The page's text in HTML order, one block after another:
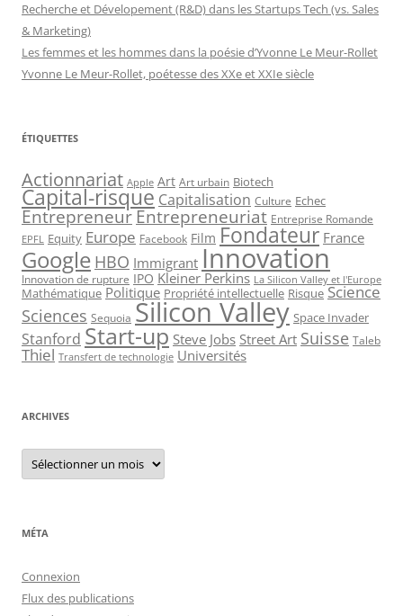
Recherche et Dévelopement (R&D) dans les Startups Tech (vs. Sales
& Marketing)
Les femmes et les hommes dans la poésie d’Yvonne Le Meur-Rollet
Yvonne Le Meur-Rollet, poétesse des XXe et XXIe siècle
ÉTIQUETTES
Actionnariat Apple Art Art urbain Biotech
Capital-risque Capitalisation Culture Echec
EntrepreneurEntrepreneuriat Entreprise Romande
EPFL Equity Europe Facebook Film Fondateur France
Google HBO Immigrant Innovation
Innovation de rupture IPO Kleiner Perkins La Silicon Valley et l'Europe
Mathématique Politique Propriété intellectuelle Risque Science
Sciences Sequoia Silicon Valley Space Invader
Stanford Start-up Steve Jobs Street Art Suisse Taleb
Thiel Transfert de technologie Universités
ARCHIVES
Archives
MÉTA
Connexion
Flux des publications